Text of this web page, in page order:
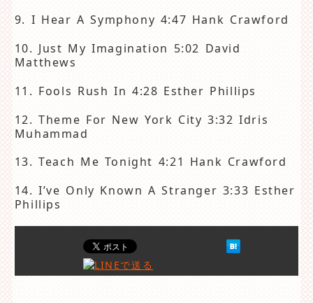
9. I Hear A Symphony 4:47 Hank Crawford
10. Just My Imagination 5:02 David
Matthews
11. Fools Rush In 4:28 Esther Phillips
12. Theme For New York City 3:32 Idris
Muhammad
13. Teach Me Tonight 4:21 Hank Crawford
14. I’ve Only Known A Stranger 3:33 Esther
Phillips